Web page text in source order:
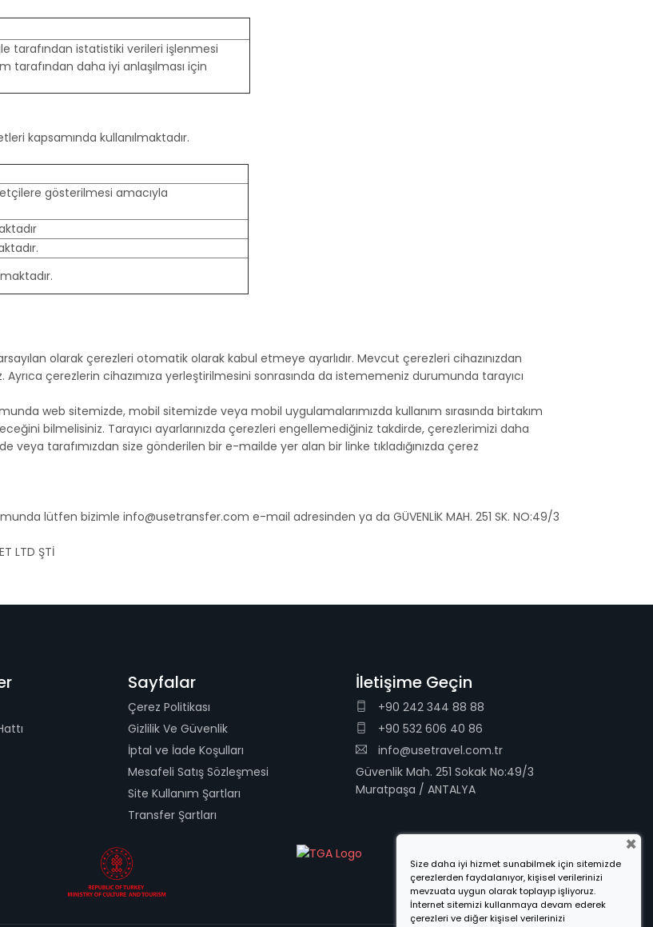
tarafından istatistiki verileri işlenmesi
tarafından daha iyi anlaşılması için
kapsamında kullanılmaktadır.
gösterilmesi amacıyla
olarak çerezleri otomatik olarak kabul etmeye ayarlıdır. Mevcut çerezleri cihazınızdan
Ayrıca çerezlerin cihazımıza yerleştirilmesini sonrasında da istememeniz durumunda tarayıcı
web sitemizde, mobil sitemizde veya mobil uygulamalarımızda kullanım sırasında birtakım
bilmelisiniz. Tarayıcı ayarlarınızda çerezleri engellemediğiniz takdirde, çerezlerimizi daha
tarafımızdan size gönderilen bir e-mailde yer alan bir linke tıkladığınızda çerez
lütfen bizimle info@usetransfer.com e-mail adresinden ya da GÜVENLİK MAH. 251 SK. NO:49/3
LTD ŞTİ
Sayfalar
Çerez Politikası
Gizlilik Ve Güvenlik
İptal ve İade Koşulları
Mesafeli Satış Sözleşmesi
Site Kullanım Şartları
Transfer Şartları
İletişime Geçin
+90 242 344 88 88
+90 532 606 40 86
info@usetravel.com.tr
Güvenlik Mah. 251 Sokak No:49/3
Muratpaşa / ANTALYA
×
Size daha iyi hizmet sunabilmek için sitemizde
çerezlerden faydalanıyor, kişisel verilerinizi
mevzuata uygun olarak toplayıp işliyoruz.
İnternet sitemizi kullanmaya devam ederek
çerezleri ve diğer kişisel verilerinizi